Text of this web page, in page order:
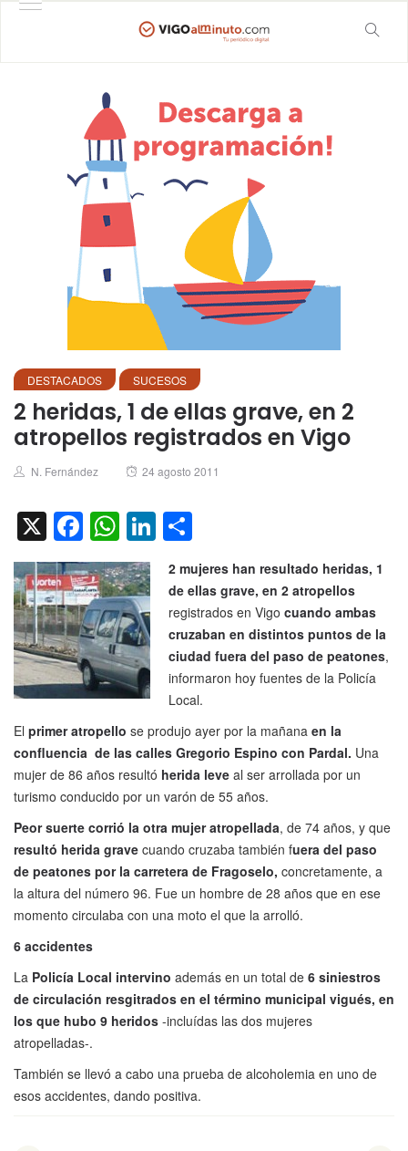
DESTACADOS SUCESOS
2 heridas, 1 de ellas grave, en 2
atropellos registrados en Vigo
Author
N. Fernández
Posted
24 agosto 2011
X Facebook
WhatsApp
LinkedIn
2 mujeres han resultado heridas, 1
de ellas grave, en 2 atropellos
registrados en Vigo cuando ambas
cruzaban en distintos puntos de la
ciudad fuera del paso de peatones,
informaron hoy fuentes de la Policía
Local.
El primer atropello se produjo ayer por la mañana en la
confluencia de las calles Gregorio Espino con Pardal. Una
mujer de 86 años resultó herida leve al ser arrollada por un
turismo conducido por un varón de 55 años.
Peor suerte corrió la otra mujer atropellada, de 74 años, y que
resultó herida grave cuando cruzaba también fuera del paso
de peatones por la carretera de Fragoselo, concretamente, a
la altura del número 96. Fue un hombre de 28 años que en ese
momento circulaba con una moto el que la arrolló.
6 accidentes
La Policía Local intervino además en un total de 6 siniestros
de circulación resgitrados en el término municipal vigués, en
los que hubo 9 heridos -incluídas las dos mujeres
atropelladas-.
También se llevó a cabo una prueba de alcoholemia en uno de
esos accidentes, dando positiva.